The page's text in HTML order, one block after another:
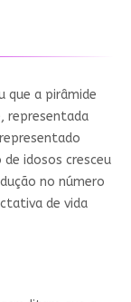
que a pirâmide
representada
idosos cresceu
no número
de vida